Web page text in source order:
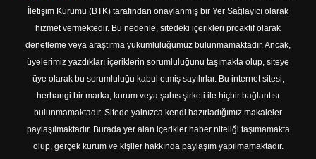
İletişim Kurumu (BTK) tarafından onaylanmış bir Yer Sağlayıcı olarak
hizmet vermektedir. Bu nedenle, sitedeki içerikleri proaktif olarak
denetleme veya araştırma yükümlülüğümüz bulunmamaktadır. Ancak,
üyelerimiz yazdıkları içeriklerin sorumluluğunu taşımakta olup, siteye
üye olarak bu sorumluluğu kabul etmiş sayılırlar. Bu internet sitesi,
herhangi bir marka, kurum veya şahıs şirketi ile hiçbir bağlantısı
bulunmamaktadır. Sitede yalnızca kendi hazırladığımız makaleler
paylaşılmaktadır. Burada yer alan içerikler haber niteliği taşımamakta
olup, gerçek kurum ve kişiler hakkında paylaşım yapılmamaktadır.